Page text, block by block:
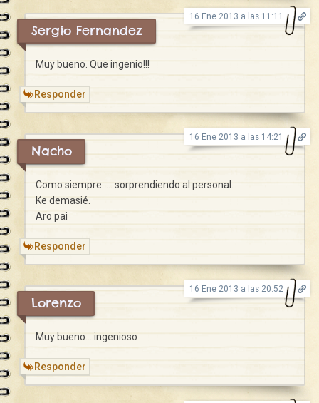
Sergio Fernandez
16 Ene 2013 a las 11:11
Muy bueno. Que ingenio!!!
Responder
Nacho
16 Ene 2013 a las 14:21
Como siempre …. sorprendiendo al personal.
Ke demasié.
Aro pai
Responder
Lorenzo
16 Ene 2013 a las 20:52
Muy bueno… ingenioso
Responder